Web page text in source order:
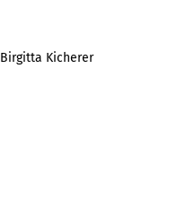
Birgitta Kicherer